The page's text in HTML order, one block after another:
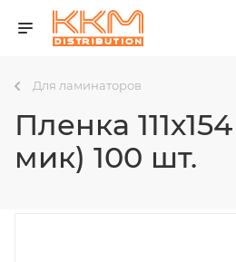
Для ламинаторов
Пленка
мик) 100 шт.